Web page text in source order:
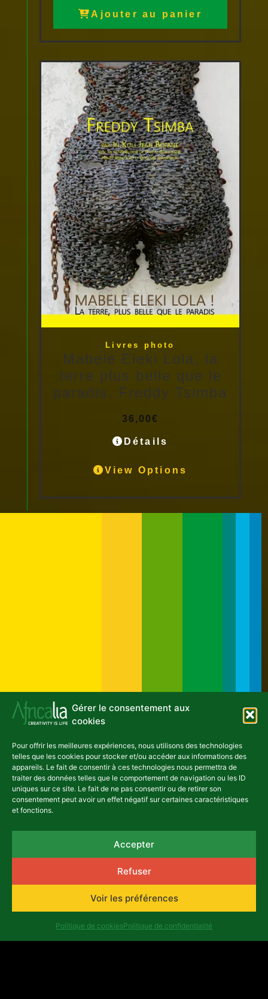
Gérer le consentement aux
cookies
Pour offrir les meilleures expériences, nous utilisons des technologies
telles que les cookies pour stocker et/ou accéder aux informations des
appareils. Le fait de consentir à ces technologies nous permettra de
traiter des données telles que le comportement de navigation ou les ID
uniques sur ce site. Le fait de ne pas consentir ou de retirer son
consentement peut avoir un effet négatif sur certaines caractéristiques
et fonctions.
Accepter
Refuser
Voir les préférences
Politique de cookiesPolitique de confidentialité
Ajouter au panier
Livres photo
Mabele Eleki Lola, la
terre plus belle que le
paradis. Freddy Tsimba
36,00€
Détails
View Options
asbl Africalia vzw